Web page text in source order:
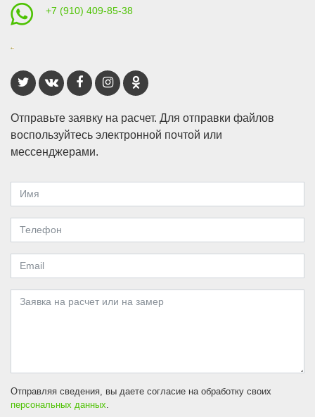
+7 (910) 409-85-38
Отправьте заявку на расчет. Для отправки файлов
воспользуйтесь электронной почтой или
мессенджерами.
Отправляя сведения, вы даете согласие на обработку своих
персональных данных